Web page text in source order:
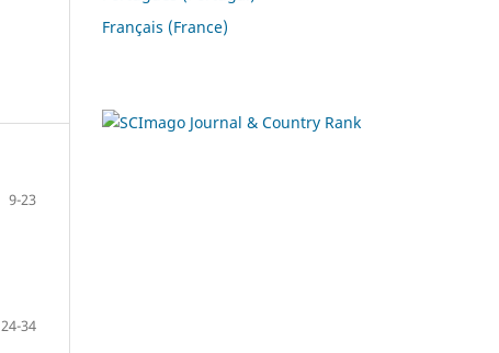
9-23
24-34
Français (France)